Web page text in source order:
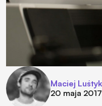
Maciej Luśtyk
20 maja 2017